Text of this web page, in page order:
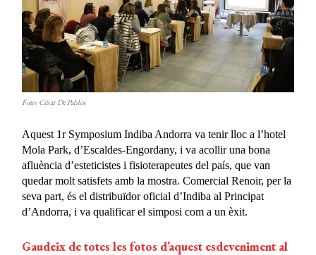
Foto: César De Pablos
Aquest 1r Symposium Indiba Andorra va tenir lloc a l’hotel
Mola Park, d’Escaldes-Engordany, i va acollir una bona
afluència d’esteticistes i fisioterapeutes del país, que van
quedar molt satisfets amb la mostra. Comercial Renoir, per la
seva part, és el distribuïdor oficial d’Indiba al Principat
d’Andorra, i va qualificar el simposi com a un èxit.
Gaudeix de totes les fotos d’aquest esdeveniment al